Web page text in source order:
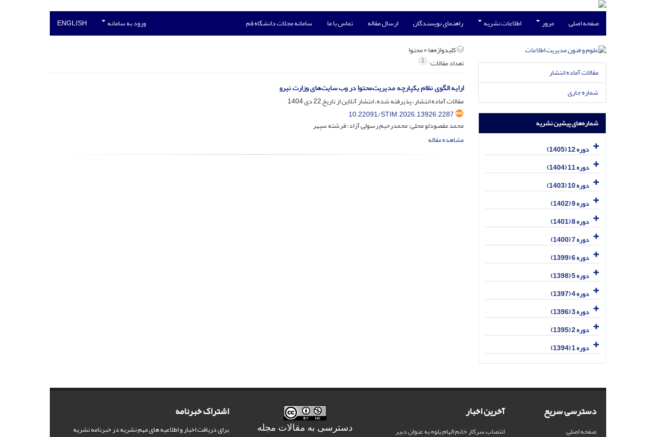
صفحه اصلی مرور اطلاعات نشریه راهنمای نویسندگان ارسال مقاله تماس با ما سامانه مجلات دانشگاه قم ورود به سامانه ENGLISH
کلیدواژه‌ها =محتوا
تعداد مقالات: 1
ارایه الگوی نظام یکپارچه مدیریت‌محتوا در وب سایت‌های وزارت نیرو
مقالات آماده انتشار، پذیرفته شده، انتشار آنلاین از تاریخ22 دی 1404
10.22091/STIM.2026.13926.2287
محمد مقصودلو محلی؛ محمدرحیم رسولی آزاد؛ فرشته سپهر
مشاهده مقاله
مقالات آماده انتشار
شماره جاری
شماره‌های پیشین نشریه
دوره 12 (1405)
دوره 11 (1404)
دوره 10 (1403)
دوره 9 (1402)
دوره 8 (1401)
دوره 7 (1400)
دوره 6 (1399)
دوره 5 (1398)
دوره 4 (1397)
دوره 3 (1396)
دوره 2 (1395)
دوره 1 (1394)
دسترسی سریع
صفحه اصلی
آخرین اخبار
انتصاب سرکار خانم الهام یلوه به عنوان دبیر
دسترسی به مقالات مجله
اشتراک خبرنامه
برای دریافت اخبار و اطلاعیه های مهم نشریه در خبرنامه نشریه